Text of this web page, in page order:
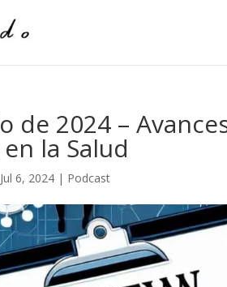
de 2024 –
la Salud
Jul 6, 2024 | Podcast